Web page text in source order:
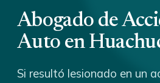
Abogado de
Auto en
Si resultó lesionado en un